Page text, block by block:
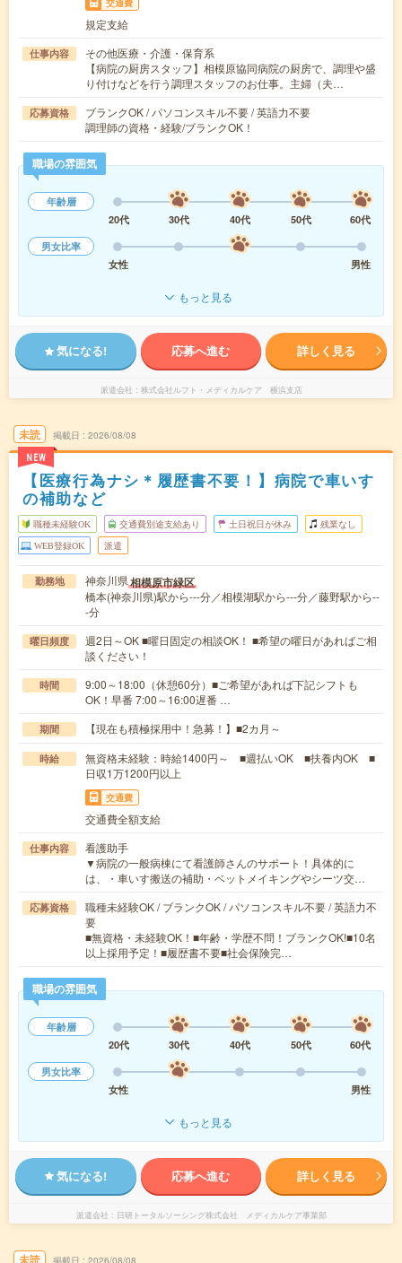
交通費
規定支給
仕事内容
その他医療・介護・保育系
【病院の厨房スタッフ】相模原協同病院の厨房で、調理や盛
り付けなどを行う調理スタッフのお仕事。主婦（夫…
応募資格
ブランクOK / パソコンスキル不要 / 英語力不要
調理師の資格・経験/ブランクOK！
職場の雰囲気
年齢層
20代
30代 40代 50代
60代
男女比率
女性
男性
もっと見る
気になる! 応募へ進む 詳しく見る
派遣会社 株式会社ルフト・メディカルケア 横浜支店
未読
NEW
掲載日 2026/08/08
【医療行為ナシ＊履歴書不要！】病院で車いす
の補助など
職種未経験OK 交通費別途支給あり 土日祝日が休み 残業なし
WEB登録OK 派遣
勤務地 神奈川県相模原市緑区
橋本(神奈川県)駅から---分／相模湖駅から---分／藤野駅から--
-分
曜日頻度
週2日～OK ■曜日固定の相談OK！ ■希望の曜日があればご相
談ください！
時間
9:00～18:00（休憩60分）■ご希望があれば下記シフトも
OK！早番 7:00～16:00遅番 …
期間 【現在も積極採用中！急募！】■2カ月～
時給
無資格未経験：時給1400円～ ■週払いOK ■扶養内OK ■
日収1万1200円以上
交通費
交通費全額支給
仕事内容
看護助手
▼病院の一般病棟にて看護師さんのサポート！具体的に
は、・車いす搬送の補助・ベットメイキングやシーツ交…
応募資格
職種未経験OK / ブランクOK / パソコンスキル不要 / 英語力不
要
■無資格・未経験OK！■年齢・学歴不問！ブランクOK!■10名
以上採用予定！■履歴書不要■社会保険完…
職場の雰囲気
年齢層
20代
30代 40代 50代
60代
男女比率
女性
男性
もっと見る
気になる! 応募へ進む 詳しく見る
派遣会社 日研トータルソーシング株式会社 メディカルケア事業部
未読 掲載日 2026/08/08